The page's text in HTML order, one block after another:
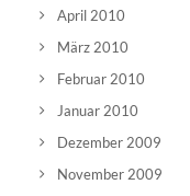
April 2010
März 2010
Februar 2010
Januar 2010
Dezember 2009
November 2009